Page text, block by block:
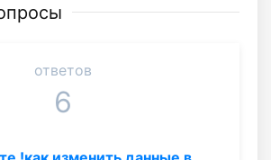
ответов
6